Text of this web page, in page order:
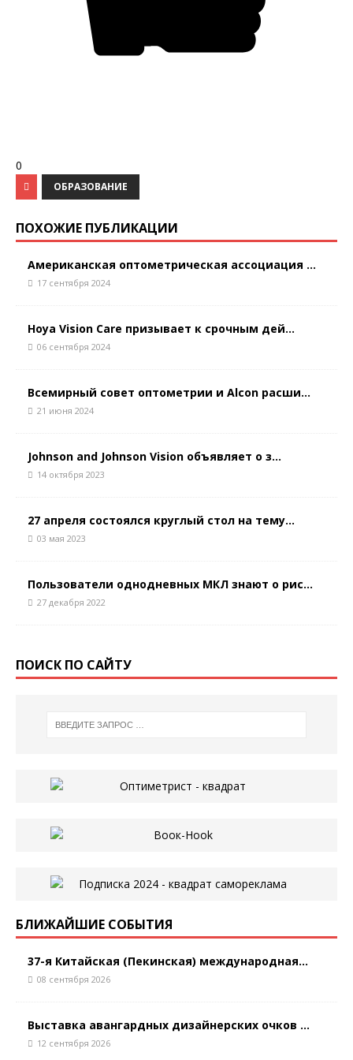
0
ОБРАЗОВАНИЕ
ПОХОЖИЕ ПУБЛИКАЦИИ
Американская оптометрическая ассоциация ...
17 сентября 2024
Hoya Vision Care призывает к срочным дей...
06 сентября 2024
Всемирный совет оптометрии и Alcon расши...
21 июня 2024
Johnson and Johnson Vision объявляет о з...
14 октября 2023
27 апреля состоялся круглый стол на тему...
03 мая 2023
Пользователи однодневных МКЛ знают о рис...
27 декабря 2022
ПОИСК ПО САЙТУ
БЛИЖАЙШИЕ СОБЫТИЯ
37-я Китайская (Пекинская) международная...
08 сентября 2026
Выставка авангардных дизайнерских очков ...
12 сентября 2026